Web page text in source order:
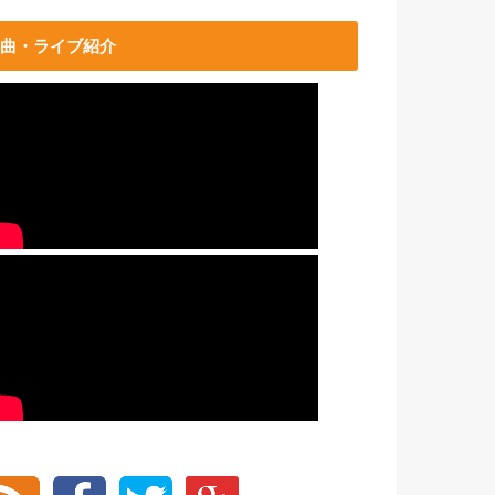
曲・ライブ紹介